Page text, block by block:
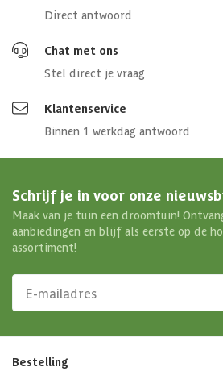
Direct antwoord
Chat met ons
Stel direct je vraag
Klantenservice
Binnen 1 werkdag antwoord
Schrijf je in voor onze
Maak van je tuin een droomtuin!
aanbiedingen en blijf als eerste op de
assortiment!
Bestelling